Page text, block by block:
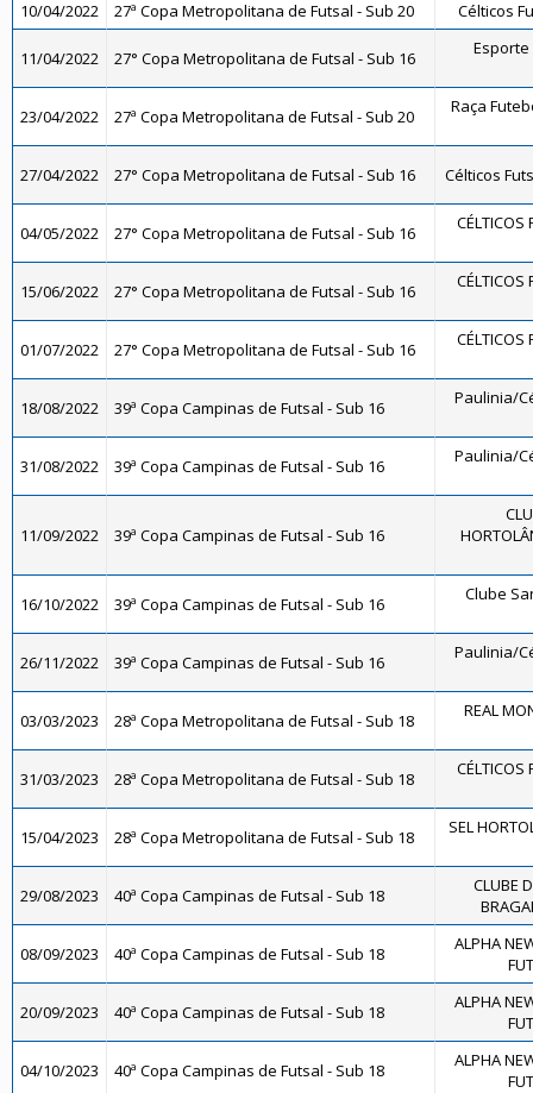
10/04/2022 27ª Copa Metropolitana de Futsal - Sub 20 Célticos
11/04/2022 27° Copa Metropolitana de Futsal - Sub 16 Esporte
23/04/2022 27ª Copa Metropolitana de Futsal - Sub 20 Raça
27/04/2022 27° Copa Metropolitana de Futsal - Sub 16 Célticos
04/05/2022 27° Copa Metropolitana de Futsal - Sub 16 CÉLTICOS
15/06/2022 27° Copa Metropolitana de Futsal - Sub 16 CÉLTICOS
01/07/2022 27° Copa Metropolitana de Futsal - Sub 16 CÉLTICOS
18/08/2022 39ª Copa Campinas de Futsal - Sub 16 Paulinia/
31/08/2022 39ª Copa Campinas de Futsal - Sub 16 Paulinia/
11/09/2022 39ª Copa Campinas de Futsal - Sub 16
16/10/2022 39ª Copa Campinas de Futsal - Sub 16 Clube
26/11/2022 39ª Copa Campinas de Futsal - Sub 16 Paulinia/
03/03/2023 28ª Copa Metropolitana de Futsal - Sub 18 REAL
31/03/2023 28ª Copa Metropolitana de Futsal - Sub 18 CÉLTICOS
15/04/2023 28ª Copa Metropolitana de Futsal - Sub 18 SEL
29/08/2023 40ª Copa Campinas de Futsal - Sub 18
CLUBE
08/09/2023 40ª Copa Campinas de Futsal - Sub 18
ALPHA
20/09/2023 40ª Copa Campinas de Futsal - Sub 18
ALPHA
04/10/2023 40ª Copa Campinas de Futsal - Sub 18
ALPHA